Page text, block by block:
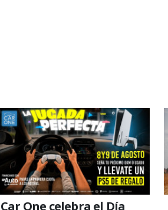
Car One celebra el Día